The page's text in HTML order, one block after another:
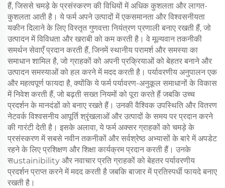
हैं, जिससे चमड़े के प्रसंस्करण की विधियों में अधिक कुशलता और लागत-
कुशलता आती है। ये फर्म अपने उत्पादों में एकसमानता और विश्वसनीयता
यकीन दिलाने के लिए विस्तृत गुणवत्ता नियंत्रण प्रणाली बनाए रखती हैं, जो
उत्पादन में विविधता और खराबी को कम करती है। वे मूल्यवान तकनीकी
समर्थन सेवाएँ प्रदान करती हैं, जिनमें स्थानीय परामर्श और समस्या का
समाधान शामिल है, जो ग्राहकों को अपनी प्रक्रियाओं को बेहतर बनाने और
उत्पादन समस्याओं को हल करने में मदद करती है। पर्यावरणीय अनुपालन एक
और महत्वपूर्ण फायदा है, क्योंकि ये फर्म पर्यावरण-अनुकूल समाधानों के विकास
में निवेश करती हैं, जो बढ़ती सख्त नियमों को पूरा करते हैं जबकि उच्च
प्रदर्शन के मानदंडों को बनाए रखते हैं। उनकी वैश्विक उपस्थिति और वितरण
नेटवर्क विश्वसनीय आपूर्ति श्रृंखलाओं और उत्पादों के समय पर प्रदान करने
की गारंटी देती है। इसके अलावा, ये फर्म अक्सर ग्राहकों को चमड़े के
प्रसंस्करण में सबसे नवीन तकनीकों और सर्वश्रेष्ठ अभ्यासों के बारे में अपडेट
रहने के लिए प्रशिक्षण और शिक्षा कार्यक्रम प्रदान करती हैं। उनके
सustainibility और नवाचार प्रति ग्राहकों को बेहतर पर्यावरणीय
प्रदर्शन प्राप्त करने में मदद करती है जबकि बाजार में प्रतिस्पर्धी फायदे बनाए
रखती है।